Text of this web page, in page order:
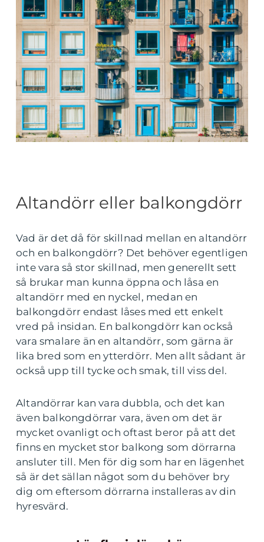
Altandörr eller balkongdörr
Vad är det då för skillnad mellan en altandörr
och en balkongdörr? Det behöver egentligen
inte vara så stor skillnad, men generellt sett
så brukar man kunna öppna och låsa en
altandörr med en nyckel, medan en
balkongdörr endast låses med ett enkelt
vred på insidan. En balkongdörr kan också
vara smalare än en altandörr, som gärna är
lika bred som en ytterdörr. Men allt sådant är
också upp till tycke och smak, till viss del.
Altandörrar kan vara dubbla, och det kan
även balkongdörrar vara, även om det är
mycket ovanligt och oftast beror på att det
finns en mycket stor balkong som dörrarna
ansluter till. Men för dig som har en lägenhet
så är det sällan något som du behöver bry
dig om eftersom dörrarna installeras av din
hyresvärd.